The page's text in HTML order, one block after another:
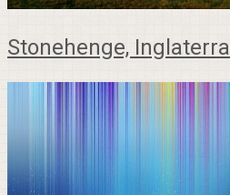
Stonehenge, Inglaterra